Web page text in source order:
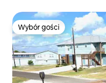
Wybór gości
Wybór gości